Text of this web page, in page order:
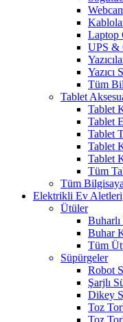
Laptop
UPS &
Yazıcı
Tüm
Tablet
Tablet
Tablet
Tablet
Tablet
Tablet
Tüm
Tüm
Elektrikli Ev Aletleri
Ütüler
Buhar
Tüm
Süpürgeler
Robot
Şarjlı
Dikey
Toz
Toz